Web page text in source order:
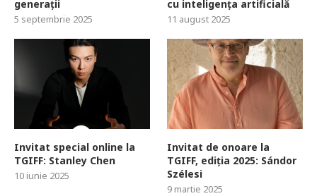
generații
5 septembrie 2025
cu inteligența artificială
11 august 2025
Invitat special online la
TGIFF: Stanley Chen
10 iunie 2025
Invitat de onoare la
TGIFF, ediția 2025: Sándor
Szélesi
9 martie 2025